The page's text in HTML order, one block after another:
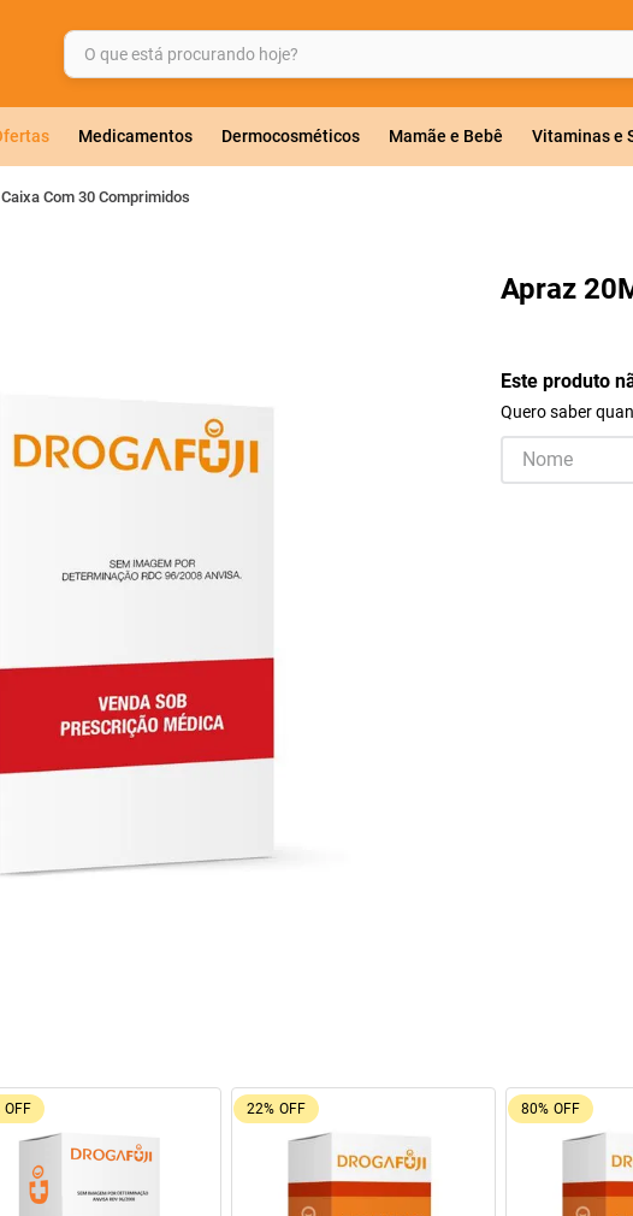
O que está procurando hoje?
Medicamentos Dermocosméticos Mamãe e Bebê Vitaminas e
Com 30 Comprimidos
Apraz
Este produto
Quero saber
OFF
+ Pague -
9% OFF
Oferta do Mês
MAIS BUSCADOS
fraldas geriátricas